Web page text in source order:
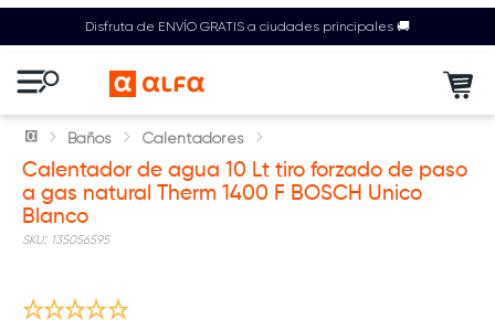
Disfruta de ENVÍO GRATIS a ciudades principales 🚚
Baños Calentadores
Calentador de agua 10 Lt tiro forzado de paso
a gas natural Therm 1400 F BOSCH Unico
Blanco
: 135056595